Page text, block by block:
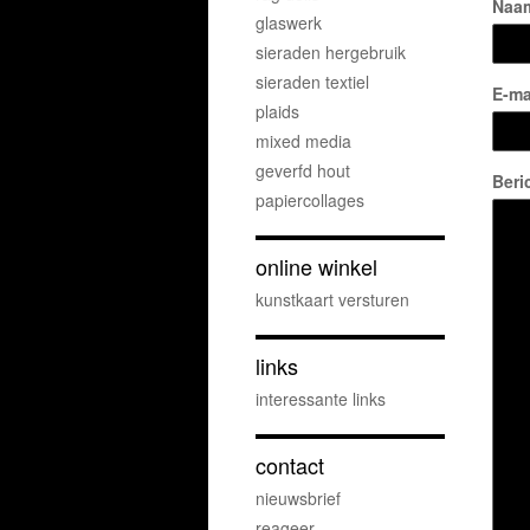
E-
glaswerk
sieraden hergebruik
sieraden textiel
plaids
mixed media
geverfd hout
papiercollages
online winkel
kunstkaart versturen
links
interessante links
contact
nieuwsbrief